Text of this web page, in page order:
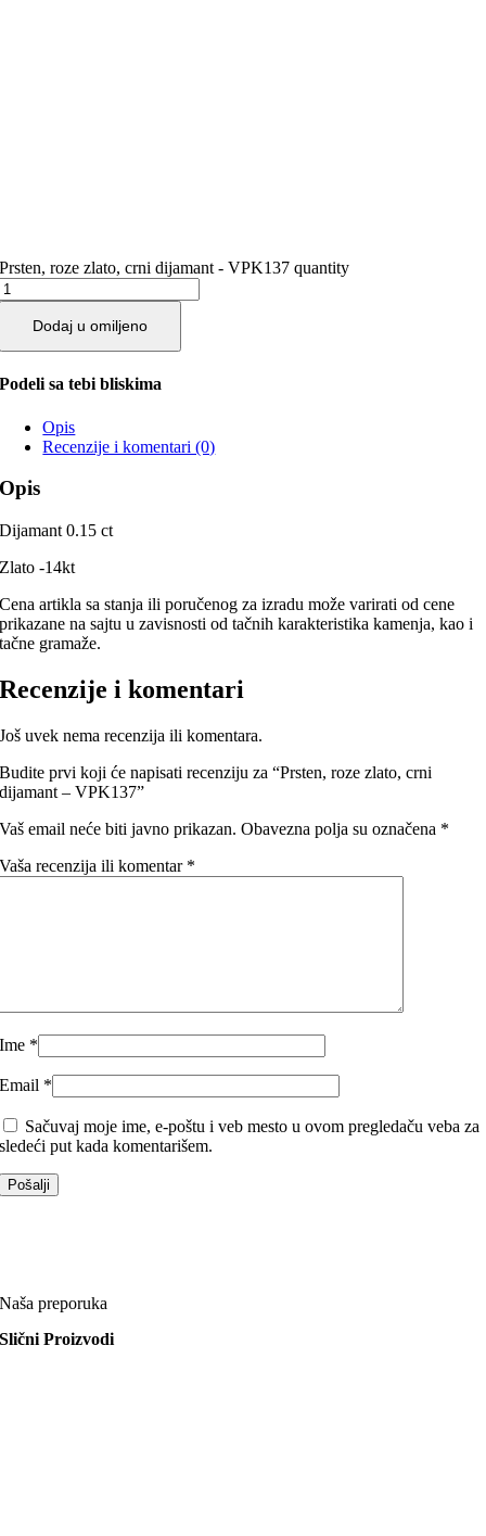
Prsten, roze zlato, crni dijamant - VPK137 quantity
Dodaj u omiljeno
Podeli sa tebi bliskima
Opis
Recenzije i komentari (0)
Opis
Dijamant 0.15 ct
Zlato -14kt
Cena artikla sa stanja ili poručenog za izradu može varirati od cene
prikazane na sajtu u zavisnosti od tačnih karakteristika kamenja, kao i
tačne gramaže.
Recenzije i komentari
Još uvek nema recenzija ili komentara.
Budite prvi koji će napisati recenziju za “Prsten, roze zlato, crni
dijamant – VPK137”
Vaš email neće biti javno prikazan. Obavezna polja su označena *
Vaša recenzija ili komentar *
Ime *
Email *
Sačuvaj moje ime, e-poštu i veb mesto u ovom pregledaču veba za
sledeći put kada komentarišem.
Naša preporuka
Slični Proizvodi